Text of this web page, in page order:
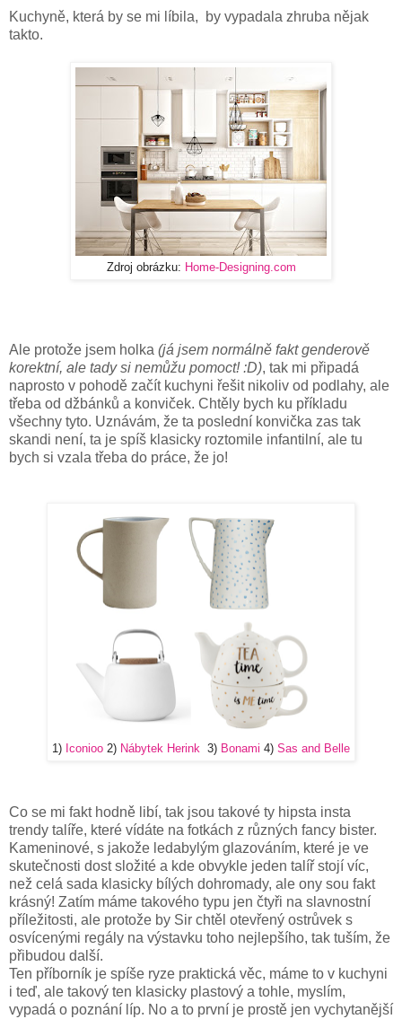
Kuchyně, která by se mi líbila, by vypadala zhruba nějak
takto.
Zdroj obrázku: Home-Designing.com
Ale protože jsem holka (já jsem normálně fakt genderově
korektní, ale tady si nemůžu pomoct! :D), tak mi připadá
naprosto v pohodě začít kuchyni řešit nikoliv od podlahy, ale
třeba od džbánků a konviček. Chtěly bych ku příkladu
všechny tyto. Uznávám, že ta poslední konvička zas tak
skandi není, ta je spíš klasicky roztomile infantilní, ale tu
bych si vzala třeba do práce, že jo!
1) Iconioo 2) Nábytek Herink 3) Bonami 4) Sas and Belle
Co se mi fakt hodně libí, tak jsou takové ty hipsta insta
trendy talíře, které vídáte na fotkách z různých fancy bister.
Kameninové, s jakože ledabylým glazováním, které je ve
skutečnosti dost složité a kde obvykle jeden talíř stojí víc,
než celá sada klasicky bílých dohromady, ale ony sou fakt
krásný! Zatím máme takového typu jen čtyři na slavnostní
příležitosti, ale protože by Sir chtěl otevřený ostrůvek s
osvícenými regály na výstavku toho nejlepšího, tak tuším, že
přibudou další.
Ten příborník je spíše ryze praktická věc, máme to v kuchyni
i teď, ale takový ten klasicky plastový a tohle, myslím,
vypadá o poznání líp. No a to první je prostě jen vychytanější